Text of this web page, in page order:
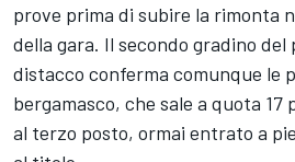
prove prima di subire la rimonta
della gara. Il secondo gradino del
distacco conferma comunque le
bergamasco, che sale a quota
al terzo posto, ormai entrato a